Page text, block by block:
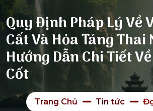
Quy Định Pháp Lý Về
Cất Và Hỏa Táng Thai
Hướng Dẫn Chi Tiết
Cốt
Trang Chủ Tin tức